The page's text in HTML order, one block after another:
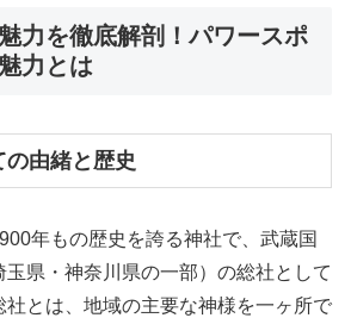
力を徹底解剖！パワースポ
力とは
由緒と歴史
年もの歴史を誇る神社で、武蔵国
玉県・神奈川県の一部）の総社として
社とは、地域の主要な神様を一ヶ所で